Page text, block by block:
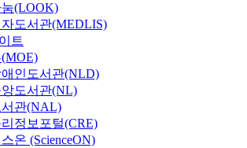
(LOOK)
도서관(MEDLIS)
트
인도서관(NLD)
도서관(NL)
관(NAL)
정보포털(CRE)
온 (ScienceON)